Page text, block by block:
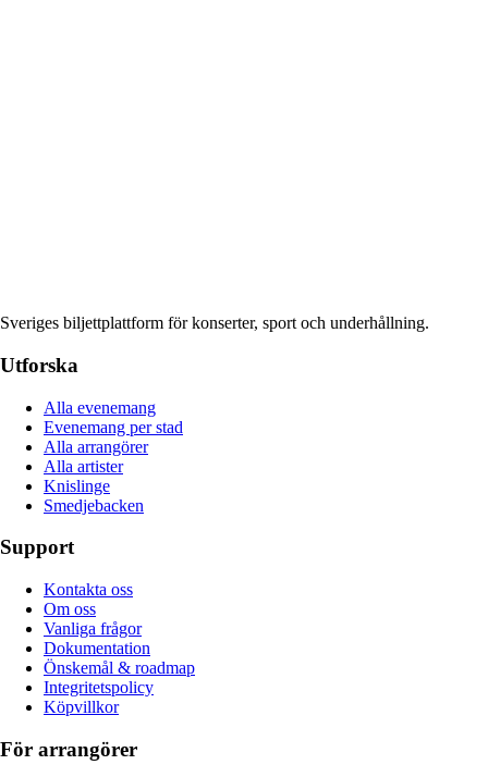
Sveriges biljettplattform för konserter, sport och underhållning.
Utforska
Alla evenemang
Evenemang per stad
Alla arrangörer
Alla artister
Knislinge
Smedjebacken
Support
Kontakta oss
Om oss
Vanliga frågor
Dokumentation
Önskemål & roadmap
Integritetspolicy
Köpvillkor
För arrangörer